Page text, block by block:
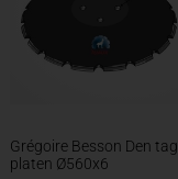
Grégoire Besson Den
platen Ø560x6